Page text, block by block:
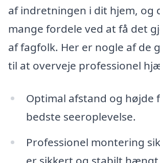
af indretningen i dit hjem, og
mange fordele ved at få det
af fagfolk. Her er nogle af de
til at overveje professionel
Optimal afstand og højde
bedste seeroplevelse.
Professionel montering